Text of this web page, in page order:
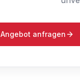
Angebot anfragen